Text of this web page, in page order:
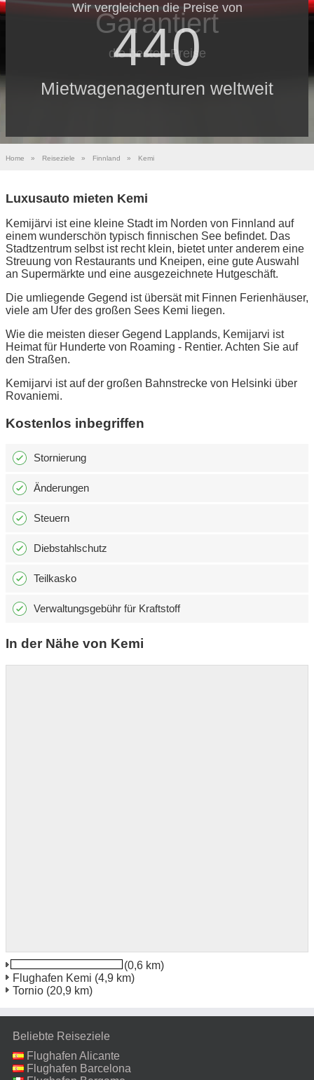
Wir vergleichen die Preise von
440
Mietwagenagenturen weltweit
Garantiert
die besten Preise
Home » Reiseziele » Finnland » Kemi
Luxusauto mieten Kemi
Kemijärvi ist eine kleine Stadt im Norden von Finnland auf
einem wunderschön typisch finnischen See befindet. Das
Stadtzentrum selbst ist recht klein, bietet unter anderem eine
Streuung von Restaurants und Kneipen, eine gute Auswahl
an Supermärkte und eine ausgezeichnete Hutgeschäft.
Die umliegende Gegend ist übersät mit Finnen Ferienhäuser,
viele am Ufer des großen Sees Kemi liegen.
Wie die meisten dieser Gegend Lapplands, Kemijarvi ist
Heimat für Hunderte von Roaming - Rentier. Achten Sie auf
den Straßen.
Kemijarvi ist auf der großen Bahnstrecke von Helsinki über
Rovaniemi.
Kostenlos inbegriffen
Stornierung
Änderungen
Steuern
Diebstahlschutz
Teilkasko
Verwaltungsgebühr für Kraftstoff
In der Nähe von Kemi
(0,6 km)
Flughafen Kemi (4,9 km)
Tornio (20,9 km)
Beliebte Reiseziele
Flughafen Alicante
Flughafen Barcelona